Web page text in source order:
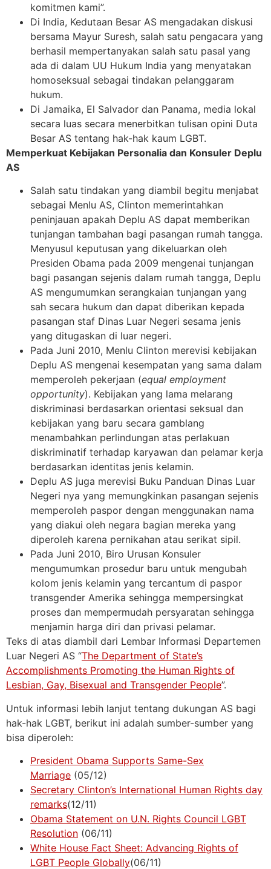
komitmen kami”.
Di India, Kedutaan Besar AS mengadakan diskusi
bersama Mayur Suresh, salah satu pengacara yang
berhasil mempertanyakan salah satu pasal yang
ada di dalam UU Hukum India yang menyatakan
homoseksual sebagai tindakan pelanggaram
hukum.
Di Jamaika, El Salvador dan Panama, media lokal
secara luas secara menerbitkan tulisan opini Duta
Besar AS tentang hak-hak kaum LGBT.
Memperkuat Kebijakan Personalia dan Konsuler Deplu
AS
Salah satu tindakan yang diambil begitu menjabat
sebagai Menlu AS, Clinton memerintahkan
peninjauan apakah Deplu AS dapat memberikan
tunjangan tambahan bagi pasangan rumah tangga.
Menyusul keputusan yang dikeluarkan oleh
Presiden Obama pada 2009 mengenai tunjangan
bagi pasangan sejenis dalam rumah tangga, Deplu
AS mengumumkan serangkaian tunjangan yang
sah secara hukum dan dapat diberikan kepada
pasangan staf Dinas Luar Negeri sesama jenis
yang ditugaskan di luar negeri.
Pada Juni 2010, Menlu Clinton merevisi kebijakan
Deplu AS mengenai kesempatan yang sama dalam
memperoleh pekerjaan (equal employment
opportunity). Kebijakan yang lama melarang
diskriminasi berdasarkan orientasi seksual dan
kebijakan yang baru secara gamblang
menambahkan perlindungan atas perlakuan
diskriminatif terhadap karyawan dan pelamar kerja
berdasarkan identitas jenis kelamin.
Deplu AS juga merevisi Buku Panduan Dinas Luar
Negeri nya yang memungkinkan pasangan sejenis
memperoleh paspor dengan menggunakan nama
yang diakui oleh negara bagian mereka yang
diperoleh karena pernikahan atau serikat sipil.
Pada Juni 2010, Biro Urusan Konsuler
mengumumkan prosedur baru untuk mengubah
kolom jenis kelamin yang tercantum di paspor
transgender Amerika sehingga mempersingkat
proses dan mempermudah persyaratan sehingga
menjamin harga diri dan privasi pelamar.
Teks di atas diambil dari Lembar Informasi Departemen
Luar Negeri AS “The Department of State’s
Accomplishments Promoting the Human Rights of
Lesbian, Gay, Bisexual and Transgender People”.
Untuk informasi lebih lanjut tentang dukungan AS bagi
hak-hak LGBT, berikut ini adalah sumber-sumber yang
bisa diperoleh:
President Obama Supports Same-Sex
Marriage (05/12)
Secretary Clinton’s International Human Rights day
remarks(12/11)
Obama Statement on U.N. Rights Council LGBT
Resolution (06/11)
White House Fact Sheet: Advancing Rights of
LGBT People Globally(06/11)